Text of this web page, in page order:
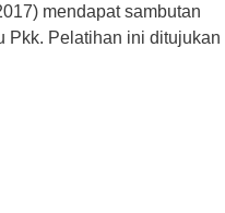
mendapat sambutan
Pkk. Pelatihan ini ditujukan